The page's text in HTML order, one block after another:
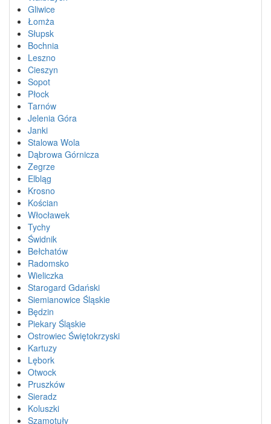
Gliwice
Łomża
Słupsk
Bochnia
Leszno
Cieszyn
Sopot
Płock
Tarnów
Jelenia Góra
Janki
Stalowa Wola
Dąbrowa Górnicza
Zegrze
Elbląg
Krosno
Kościan
Włocławek
Tychy
Świdnik
Bełchatów
Radomsko
Wieliczka
Starogard Gdański
Siemianowice Śląskie
Będzin
Piekary Śląskie
Ostrowiec Świętokrzyski
Kartuzy
Lębork
Otwock
Pruszków
Sieradz
Koluszki
Szamotuły